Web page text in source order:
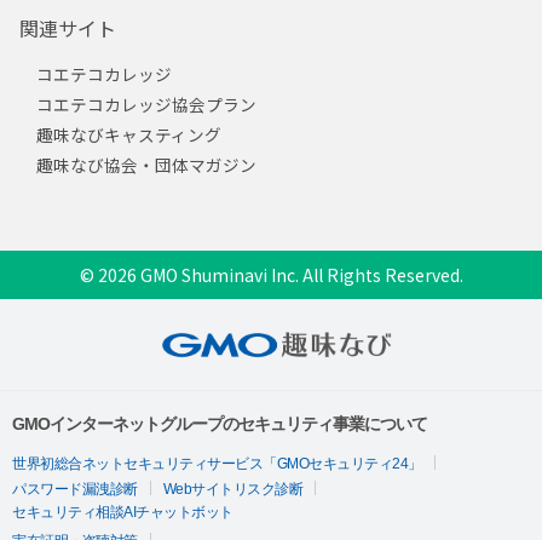
関連サイト
コエテコカレッジ
コエテコカレッジ協会プラン
趣味なびキャスティング
趣味なび協会・団体マガジン
© 2026 GMO Shuminavi Inc. All Rights Reserved.